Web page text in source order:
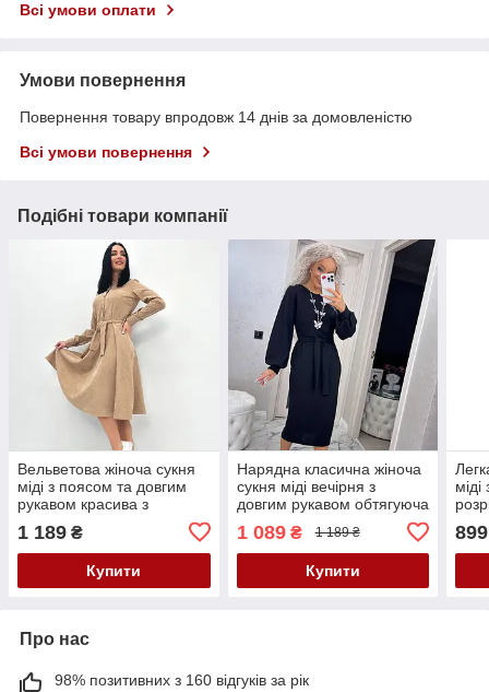
Всі умови оплати
Умови повернення
Повернення товару впродовж 14 днів за домовленістю
Всі умови повернення
Подібні товари компанії
Вельветова жіноча сукня
міді з поясом та довгим
рукавом красива з
1 189 ₴
Купити
Нарядна класична жіноча
сукня міді вечірня з
довгим рукавом обтягуюча
1 089₴ 1 189 ₴
Купити
899
Про нас
98% позитивних з 160 відгуків за рік